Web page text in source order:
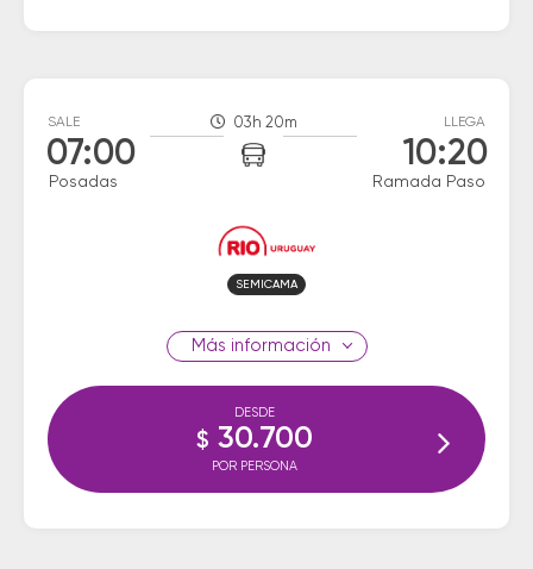
SALE
07:00
Posadas
03h 20m LLEGA
10:20
Ramada Paso
SEMICAMA
información
DESDE
$ 30.700
POR PERSONA